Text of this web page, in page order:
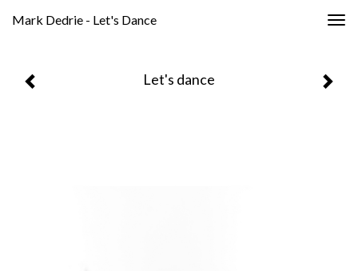
Mark Dedrie - Let's Dance
Let's dance